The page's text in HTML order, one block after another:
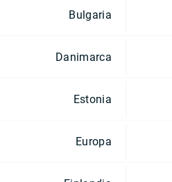
Bulgaria
Danimarca
Estonia
Europa